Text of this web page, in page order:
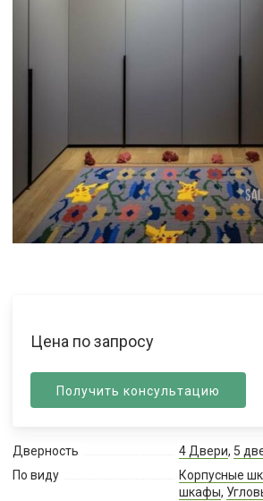
Цена по запросу
Получить консультацию
Дверность 4 Двери, 5
По виду
Корпусные
шкафы,